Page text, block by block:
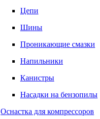
Цепи
Шины
Проникающие смазки
Напильники
Канистры
Насадки на бензопилы
Оснастка для компрессоров